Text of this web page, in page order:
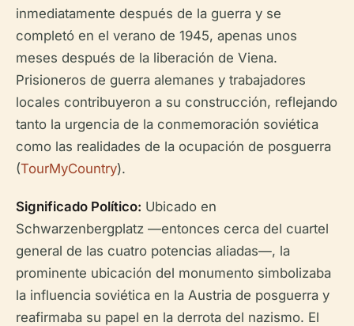
inmediatamente después de la guerra y se
completó en el verano de 1945, apenas unos
meses después de la liberación de Viena.
Prisioneros de guerra alemanes y trabajadores
locales contribuyeron a su construcción, reflejando
tanto la urgencia de la conmemoración soviética
como las realidades de la ocupación de posguerra
(TourMyCountry).
Significado Político: Ubicado en
Schwarzenbergplatz —entonces cerca del cuartel
general de las cuatro potencias aliadas—, la
prominente ubicación del monumento simbolizaba
la influencia soviética en la Austria de posguerra y
reafirmaba su papel en la derrota del nazismo. El